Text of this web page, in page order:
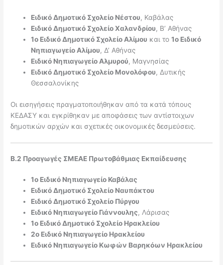
Ειδικό Δημοτικό Σχολείο Νέστου, Καβάλας
Ειδικό Δημοτικό Σχολείο Χαλανδρίου, Β’ Αθήνας
1ο Ειδικό Δημοτικό Σχολείο Αλίμου και το1ο Ειδικό
Νηπιαγωγείο Αλίμου, Δ’ Αθήνας
Ειδικό Νηπιαγωγείο Αλμυρού, Μαγνησίας
Ειδικό Δημοτικό Σχολείο Μονολόφου, Δυτικής
Θεσσαλονίκης
Οι εισηγήσεις πραγματοποιήθηκαν από τα κατά τόπους
ΚΕΔΑΣΥ και εγκρίθηκαν με αποφάσεις των αντίστοιχων
δημοτικών αρχών και σχετικές οικονομικές δεσμεύσεις.
Β.2 Προαγωγές ΣΜΕΑΕ Πρωτοβάθμιας Εκπαίδευσης
1ο Ειδικό Νηπιαγωγείο Καβάλας
Ειδικό Δημοτικό Σχολείο Ναυπάκτου
Ειδικό Δημοτικό Σχολείο Πύργου
Ειδικό Νηπιαγωγείο Γιάννουλης, Λάρισας
1ο Ειδικό Δημοτικό Σχολείο Ηρακλείου
2ο Ειδικό Νηπιαγωγείο Ηρακλείου
Ειδικό Νηπιαγωγείο Κωφών Βαρηκόων Ηρακλείου